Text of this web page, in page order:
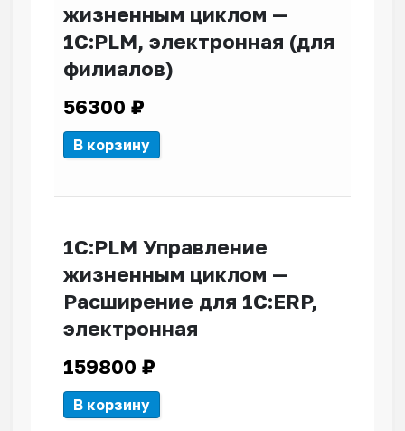
жизненным циклом —
1С:PLM, электронная (для
филиалов)
56300 ₽
В корзину
1С:PLM Управление
жизненным циклом —
Расширение для 1С:ERP,
электронная
159800 ₽
В корзину